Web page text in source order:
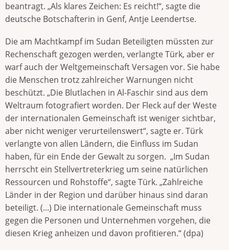
beantragt. „Als klares Zeichen: Es reicht!“, sagte die
deutsche Botschafterin in Genf, Antje Leendertse.
Die am Machtkampf im Sudan Beteiligten müssten zur
Rechenschaft gezogen werden, verlangte Türk, aber er
warf auch der Weltgemeinschaft Versagen vor. Sie habe
die Menschen trotz zahlreicher Warnungen nicht
beschützt. „Die Blutlachen in Al-Faschir sind aus dem
Weltraum fotografiert worden. Der Fleck auf der Weste
der internationalen Gemeinschaft ist weniger sichtbar,
aber nicht weniger verurteilenswert“, sagte er. Türk
verlangte von allen Ländern, die Einfluss im Sudan
haben, für ein Ende der Gewalt zu sorgen. „Im Sudan
herrscht ein Stellvertreterkrieg um seine natürlichen
Ressourcen und Rohstoffe“, sagte Türk. „Zahlreiche
Länder in der Region und darüber hinaus sind daran
beteiligt. (...) Die internationale Gemeinschaft muss
gegen die Personen und Unternehmen vorgehen, die
diesen Krieg anheizen und davon profitieren.“ (dpa)